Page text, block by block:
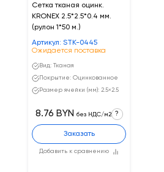
Сетка тканая оцинк.
KRONEX 2.5*2.5*0.4 мм.
(рулон 1*50 м.)
Артикул: STK-0445
Ожидается поставка
Вид: Тканая
Покрытие: Оцинкованное
Размер ячейки (мм): 2.5×2.5
Добавить к сравнению
8.76 BYN без НДС/м2 ?
Заказать